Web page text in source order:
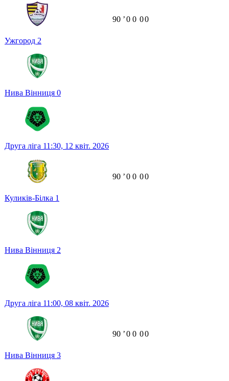
Ужгород 2
Нива Вінниця 0
90 ʼ0 0 00
Друга ліга 11:30, 12 квіт. 2026
Куликів-Білка 1
Нива Вінниця 2
90 ʼ0 0 00
Друга ліга 11:00, 08 квіт. 2026
Нива Вінниця 3
90 ʼ0 0 00